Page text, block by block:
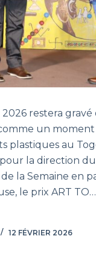
2026 restera gravé
un
plastiques au
la direction
la Semaine en
le prix ART TO…
12 FÉVRIER 2026